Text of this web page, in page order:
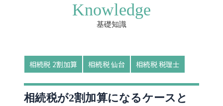
Knowledge
基礎知識
相続税 2割加算 相続税 仙台 相続税 税理士
相続税が2割加算になるケースと